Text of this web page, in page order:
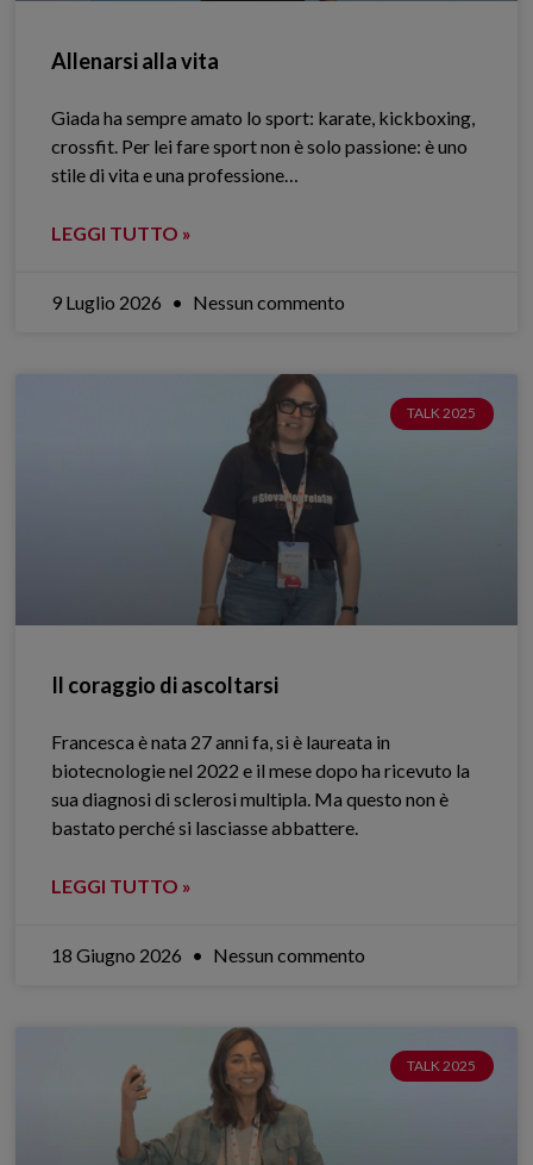
Allenarsi alla vita
Giada ha sempre amato lo sport: karate, kickboxing,
crossfit. Per lei fare sport non è solo passione: è uno
stile di vita e una professione…
LEGGI TUTTO »
9 Luglio 2026 Nessun commento
TALK 2025
Il coraggio di ascoltarsi
Francesca è nata 27 anni fa, si è laureata in
biotecnologie nel 2022 e il mese dopo ha ricevuto la
sua diagnosi di sclerosi multipla. Ma questo non è
bastato perché si lasciasse abbattere.
LEGGI TUTTO »
18 Giugno 2026 Nessun commento
TALK 2025